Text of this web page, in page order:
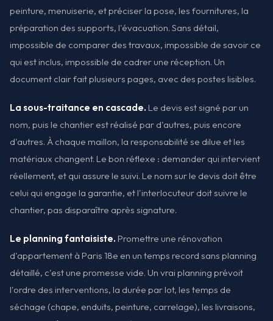
peinture, menuiserie, et préciser la pose, les fournitures, la
préparation des supports, l'évacuation. Sans détail,
impossible de comparer des travaux, impossible de savoir ce
qui est inclus, impossible de cadrer une réception. Un
document clair fait plusieurs pages, avec des postes lisibles.
La sous-traitance en cascade. Le devis est signé par un
nom, puis le chantier est réalisé par d'autres, puis encore
d'autres. À chaque maillon, la responsabilité se dilue et les
matériaux changent. Le bon réflexe : demander qui intervient
réellement, et qui assure le suivi. Le nom sur le devis doit être
celui qui engage la garantie, et l'interlocuteur doit suivre le
chantier, pas disparaître après signature.
Le planning fantaisiste. Promettre une rénovation
d'appartement à Paris 18e en un temps record sans planning
détaillé, c'est une promesse vide. Un vrai planning prévoit
l'ordre des interventions, la durée par lot, les temps de
séchage (chape, enduits, peinture, carrelage), les livraisons,